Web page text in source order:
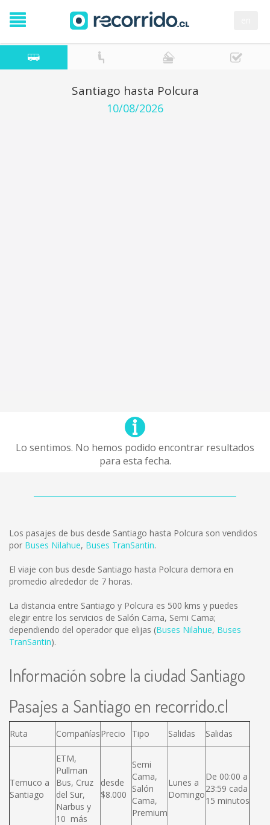
Santiago hasta Polcura
10/08/2026
Lo sentimos. No hemos podido encontrar resultados
para esta fecha.
Los pasajes de bus desde Santiago hasta Polcura son vendidos
por Buses Nilahue, Buses TranSantin.
El viaje con bus desde Santiago hasta Polcura demora en
promedio alrededor de 7 horas.
La distancia entre Santiago y Polcura es 500 kms y puedes
elegir entre los servicios de Salón Cama, Semi Cama;
dependiendo del operador que elijas (Buses Nilahue, Buses
TranSantin).
Información sobre la ciudad Santiago
Pasajes a Santiago en recorrido.cl
Ruta CompañíasPrecio Tipo Salidas Salidas
Temuco a
Santiago
ETM,
Pullman
Bus, Cruz
del Sur,
Narbus y
10 más
desde
$8.000
Semi
Cama,
Salón
Cama,
Premium
Lunes a
Domingo
De 00:00 a
23:59 cada
15 minutos